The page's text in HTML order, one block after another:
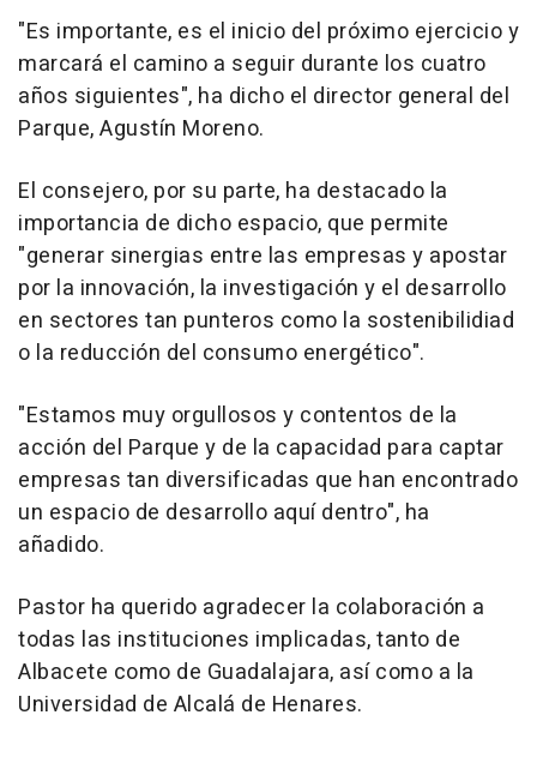
"Es importante, es el inicio del próximo ejercicio y
marcará el camino a seguir durante los cuatro
años siguientes", ha dicho el director general del
Parque, Agustín Moreno.
El consejero, por su parte, ha destacado la
importancia de dicho espacio, que permite
"generar sinergias entre las empresas y apostar
por la innovación, la investigación y el desarrollo
en sectores tan punteros como la sostenibilidiad
o la reducción del consumo energético".
"Estamos muy orgullosos y contentos de la
acción del Parque y de la capacidad para captar
empresas tan diversificadas que han encontrado
un espacio de desarrollo aquí dentro", ha
añadido.
Pastor ha querido agradecer la colaboración a
todas las instituciones implicadas, tanto de
Albacete como de Guadalajara, así como a la
Universidad de Alcalá de Henares.